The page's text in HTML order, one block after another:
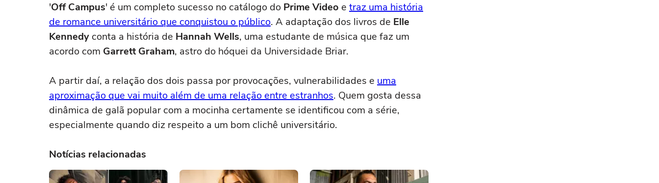
'Off Campus' é um completo sucesso no catálogo do Prime Video e traz uma história
de romance universitário que conquistou o público. A adaptação dos livros de Elle
Kennedy conta a história de Hannah Wells, uma estudante de música que faz um
acordo com Garrett Graham, astro do hóquei da Universidade Briar.
A partir daí, a relação dos dois passa por provocações, vulnerabilidades e uma
aproximação que vai muito além de uma relação entre estranhos. Quem gosta dessa
dinâmica de galã popular com a mocinha certamente se identificou com a série,
especialmente quando diz respeito a um bom clichê universitário.
Notícias relacionadas